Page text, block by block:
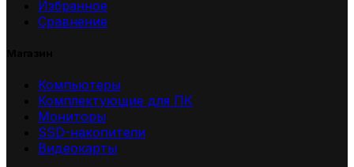
Избранное
Сравнение
Компьютеры
Комплектующие для ПК
Мониторы
SSD-накопители
Видеокарты